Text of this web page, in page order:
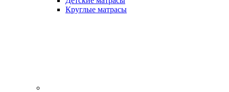
Круглые матрасы